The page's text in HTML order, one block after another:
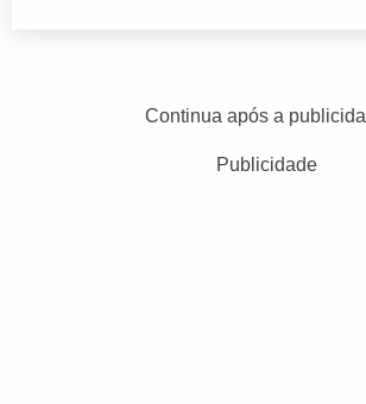
Continua após a
Publicidade